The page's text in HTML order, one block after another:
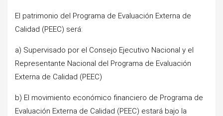
El patrimonio del Programa de Evaluación Externa de
Calidad (PEEC) será:
a) Supervisado por el Consejo Ejecutivo Nacional y el
Representante Nacional del Programa de Evaluación
Externa de Calidad (PEEC)
b) El movimiento económico financiero de Programa de
Evaluación Externa de Calidad (PEEC) estará bajo la